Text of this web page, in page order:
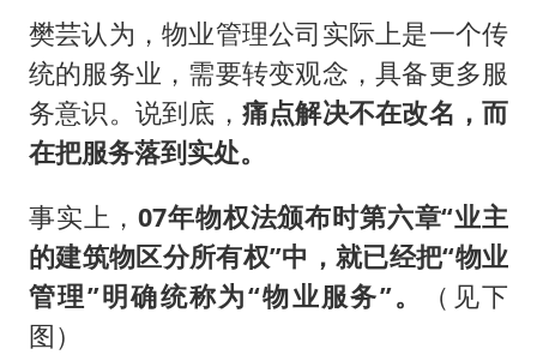
樊芸认为，物业管理公司实际上是一个传
统的服务业，需要转变观念，具备更多服
务意识。说到底， 痛点解决不在改名，而
在把服务落到实处。
事实上，07年物权法颁布时第六章“业主
的建筑物区分所有权”中，就已经把“物业
管理”明确统称为“物业服务”。
（见下
图）